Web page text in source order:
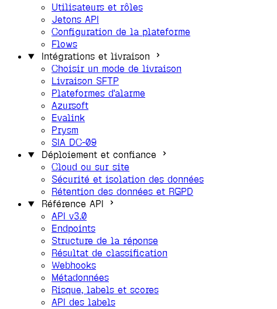
Utilisateurs et rôles
Jetons API
Configuration de la plateforme
Flows
Intégrations et livraison
Choisir un mode de livraison
Livraison SFTP
Plateformes d'alarme
Azursoft
Evalink
Prysm
SIA DC-09
Déploiement et confiance
Cloud ou sur site
Sécurité et isolation des données
Rétention des données et RGPD
Référence API
API v3.0
Endpoints
Structure de la réponse
Résultat de classification
Webhooks
Métadonnées
Risque, labels et scores
API des labels